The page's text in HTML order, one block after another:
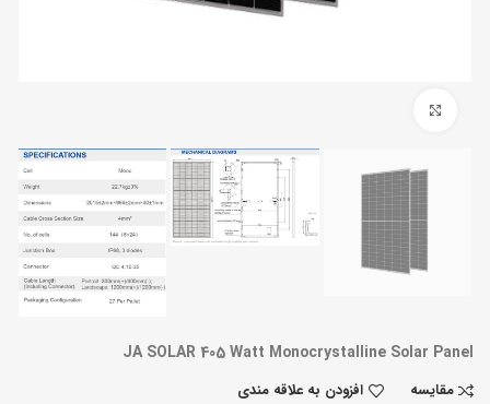
JA SOLAR 405 Watt Monocrystalline Solar Panel
مقایسه افزودن به علاقه مندی